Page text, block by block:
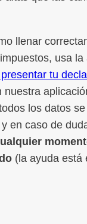
llenar
usa la
tu
nuestra
los datos
en caso de
(la ayuda está